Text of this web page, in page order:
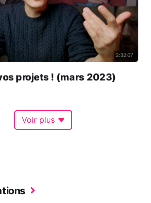
2:32:07
projets ! (mars 2023)
Voir plus